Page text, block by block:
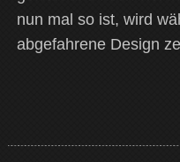
nun mal so ist, wird
abgefahrene Design